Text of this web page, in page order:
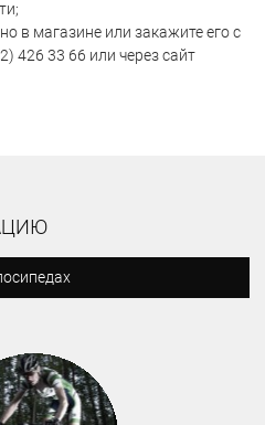
в магазине или закажите его с
426 33 66 или через сайт